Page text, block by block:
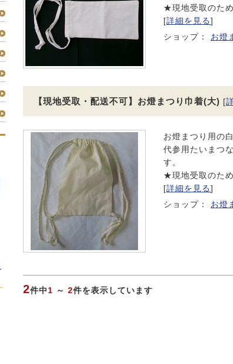
★現地受取のた
[詳細を見る]
ショップ： お燈
【現地受取・配送不可】お燈まつり巾着(大) [
お燈まつり用の
代参用たいまつ
す。
★現地受取のた
[詳細を見る]
ショップ： お燈
2件中1 ～ 2件を表示しています